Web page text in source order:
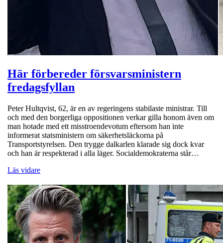
Här förbereder försvarsministern
fredagsfyllan
Peter Hultqvist, 62, är en av regeringens stabilaste ministrar. Till
och med den borgerliga oppositionen verkar gilla honom även om
man hotade med ett misstroendevotum eftersom han inte
informerat statsministern om säkerhetsläckorna på
Transportstyrelsen. Den trygge dalkarlen klarade sig dock kvar
och han är respekterad i alla läger. Socialdemokraterna står…
Läs vidare